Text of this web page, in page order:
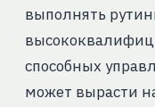
выполнять
способных
может вырасти